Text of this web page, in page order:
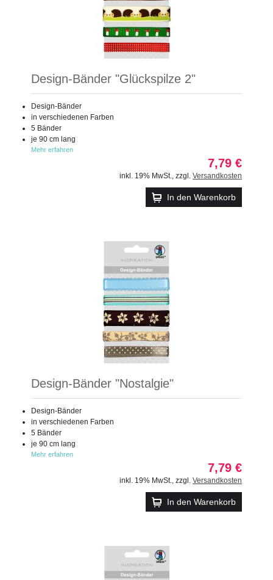
Design-Bänder "Glückspilze 2"
Design-Bänder
in verschiedenen Farben
5 Bänder
je 90 cm lang
Mehr erfahren
7,79 €
inkl. 19% MwSt. zzgl. Versandkosten
In den Warenkorb
Design-Bänder "Nostalgie"
Design-Bänder
in verschiedenen Farben
5 Bänder
je 90 cm lang
Mehr erfahren
7,79 €
inkl. 19% MwSt. zzgl. Versandkosten
In den Warenkorb